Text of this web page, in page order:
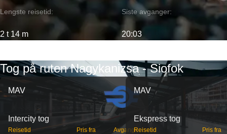
Lengste reisetid:
2 t 14 m
Siste avganger:
20:03
Tog på ruten Nagykanizsa - Siofok
MAV
Intercity tog
Reisetid Pris fra Avganger
MAV
Ekspress tog
Reisetid Pris fra